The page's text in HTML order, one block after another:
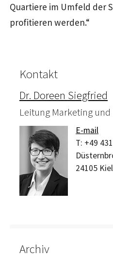
Quartiere im Umfeld der
profitieren werden.“
Kontakt
Dr. Doreen Siegfried
Leitung Marketing
E-mail
T: +49
24105 Kiel
Archiv